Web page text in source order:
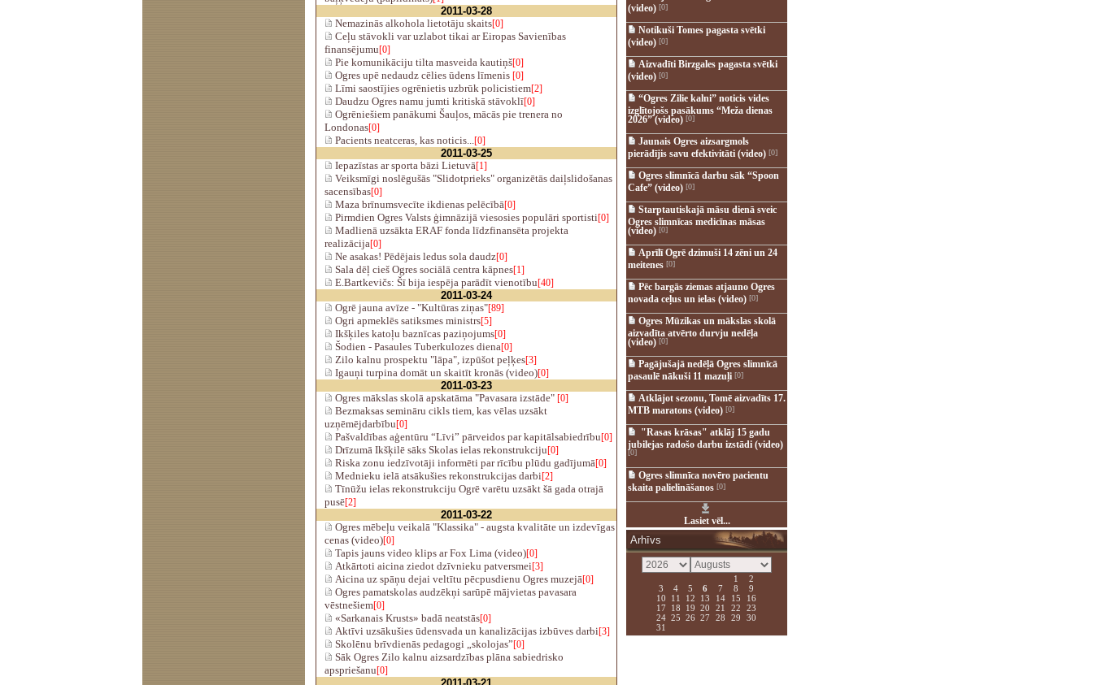
2011-03-28
Nemazinās alkohola lietotāju skaits[0]
Ceļu stāvokli var uzlabot tikai ar Eiropas Savienības
finansējumu[0]
Pie komunikāciju tilta masveida kautiņš[0]
Ogres upē nedaudz cēlies ūdens līmenis [0]
Līmi saostījies ogrēnietis uzbrūk policistiem[2]
Daudzu Ogres namu jumti kritiskā stāvoklī[0]
Ogrēniešiem panākumi Šauļos, mācās pie trenera no
Londonas[0]
Pacients neatceras, kas noticis...[0]
2011-03-25
Iepazīstas ar sporta bāzi Lietuvā[1]
Veiksmīgi noslēgušās "Slidotprieks" organizētās daiļslidošanas
sacensības[0]
Maza brīnumsvecīte ikdienas pelēcībā[0]
Pirmdien Ogres Valsts ģimnāzijā viesosies populāri sportisti[0]
Madlienā uzsākta ERAF fonda līdzfinansēta projekta
realizācija[0]
Ne asakas! Pēdējais ledus sola daudz[0]
Sala dēļ cieš Ogres sociālā centra kāpnes[1]
E.Bartkevičs: Šī bija iespēja parādīt vienotību[40]
2011-03-24
Ogrē jauna avīze - "Kultūras ziņas"[89]
Ogri apmeklēs satiksmes ministrs[5]
Ikšķiles katoļu baznīcas paziņojums[0]
Šodien - Pasaules Tuberkulozes diena[0]
Zilo kalnu prospektu "lāpa", izpūšot peļķes[3]
Igauņi turpina domāt un skaitīt kronās (video)[0]
2011-03-23
Ogres mākslas skolā apskatāma "Pavasara izstāde" [0]
Bezmaksas semināru cikls tiem, kas vēlas uzsākt
uzņēmējdarbību[0]
Pašvaldības aģentūru “Līvi” pārveidos par kapitālsabiedrību[0]
Drīzumā Ikšķilē sāks Skolas ielas rekonstrukciju[0]
Riska zonu iedzīvotāji informēti par rīcību plūdu gadījumā[0]
Mednieku ielā atsākušies rekonstrukcijas darbi[2]
Tīnūžu ielas rekonstrukciju Ogrē varētu uzsākt šā gada otrajā
pusē[2]
2011-03-22
Ogres mēbeļu veikalā "Klassika" - augsta kvalitāte un izdevīgas
cenas (video)[0]
Tapis jauns video klips ar Fox Lima (video)[0]
Atkārtoti aicina ziedot dzīvnieku patversmei[3]
Aicina uz spāņu dejai veltītu pēcpusdienu Ogres muzejā[0]
Ogres pamatskolas audzēkņi sarūpē mājvietas pavasara
vēstnešiem[0]
«Sarkanais Krusts» badā neatstās[0]
Aktīvi uzsākušies ūdensvada un kanalizācijas izbūves darbi[3]
Skolēnu brīvdienās pedagogi „skolojas”[0]
Sāk Ogres Zilo kalnu aizsardzības plāna sabiedrisko
apspriešanu[0]
(video)[0]
Notikuši Tomes pagasta svētki
(video)[0]
Aizvadīti Birzgales pagasta svētki
(video)[0]
“Ogres Zilie kalni” noticis vides
izglītojošs pasākums “Meža dienas
2026” (video)[0]
Jaunais Ogres aizsargmols
pierādījis savu efektivitāti (video)[0]
Ogres slimnīcā darbu sāk “Spoon
Cafe” (video)[0]
Starptautiskajā māsu dienā sveic
Ogres slimnīcas medicīnas māsas
(video)[0]
Aprīlī Ogrē dzimuši 14 zēni un 24
meitenes [0]
Pēc bargās ziemas atjauno Ogres
novada ceļus un ielas (video)[0]
Ogres Mūzikas un mākslas skolā
aizvadīta atvērto durvju nedēļa
(video)[0]
Pagājušajā nedēļā Ogres slimnīcā
pasaulē nākuši 11 mazuļi[0]
Atklājot sezonu, Tomē aizvadīts 17.
MTB maratons (video)[0]
"Rasas krāsas" atklāj 15 gadu
jubilejas radošo darbu izstādi (video)
[0]
Ogres slimnīca novēro pacientu
skaita palielināšanos [0]
Lasiet vēl...
Arhīvs
1
2
3
4 5 6 7 8
9
10
11 12 13 14 15
16
17
18 19 20 21 22
23
24 25 26 27 28 29
30
31